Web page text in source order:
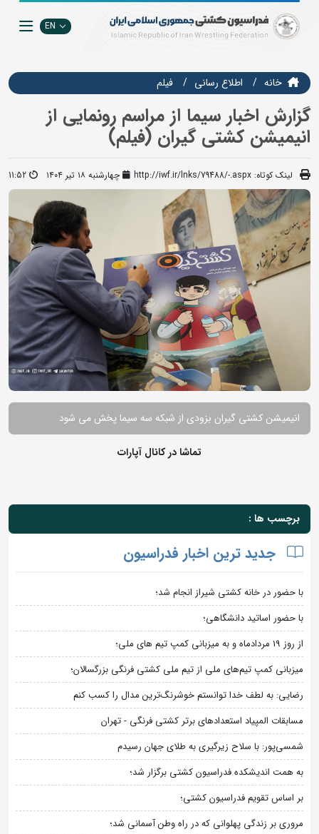
EN
خانه اطلاع رسانی فيلم
گزارش اخبار سیما از مراسم رونمایی از
انیمیشن کشتی گیران (فیلم)
لینک کوتاه: http://iwf.ir/lnks/79488/-.aspx چهارشنبه ۱۸ تیر ۱۴۰۴ 11:52
انیمیشن کشتی گیران بزودی از شبکه سه سیما پخش می شود
تماشا در کانال آپارات
برچسب ها :
جدید ترین اخبار فدراسیون
با حضور در خانه کشتی شیراز انجام شد؛
با حضور اساتید دانشگاهی؛
از روز 19 مردادماه و به میزبانی کمپ تیم های ملی؛
میزبانی کمپ تیم‌های ملی از تیم ملی کشتی فرنگی بزرگسالان؛
رضایی: به لطف خدا توانستم خوشرنگ‌ترین مدال را کسب کنم
مسابقات المپیاد استعدادهای برتر کشتی فرنگی - تهران
شمسی‌پور: با سلاح زیرگیری به طلای جهان رسیدم
به همت اندیشکده فدراسیون کشتی برگزار شد؛
بر اساس تقویم فدراسیون کشتی؛
مروری بر زندگی پهلوانی که در راه وطن آسمانی شد؛